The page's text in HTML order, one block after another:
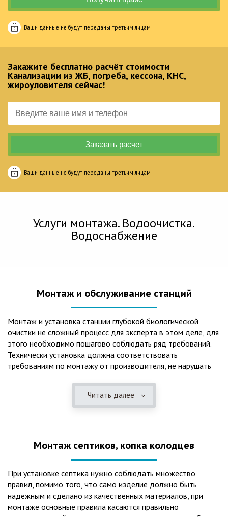
Ваши данные не будут переданы третьим лицам
Закажите бесплатно расчёт стоимости
Канализации из ЖБ, погреба, кессона, КНС,
жироуловителя сейчас!
Ваши данные не будут переданы третьим лицам
Услуги монтажа. Водоочистка.
Водоснабжение
Монтаж и обслуживание станций
Монтаж и установка станции глубокой биологической
очистки не сложный процесс для эксперта в этом деле, для
этого необходимо пошагово соблюдать ряд требований.
Технически установка должна соответствовать
требованиям по монтажу от производителя, не нарушать
представления о требованиях ПУЭ, ведь не качественный
монтаж может привезти не только к выходу из строя
вод – самый эффективный способ из всех существующих
оборудования вода может применяться для хозяйственных
нужд и полива огорода, а остатки ила при чистке могут
стать эффективным удобрением. Нет необходимости
тратить средства на ассенизаторскую машину. Системы
Читать далее
Монтаж септиков, копка колодцев
При установке септика нужно соблюдать множество
правил, помимо того, что само изделие должно быть
надежным и сделано из качественных материалов, при
монтаже основные правила касаются правильно